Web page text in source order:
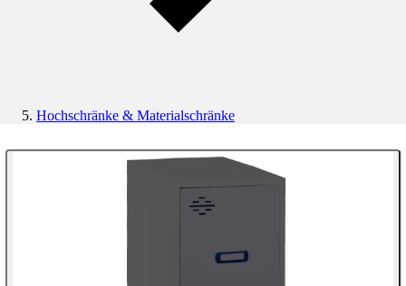
Hochschränke & Materialschränke